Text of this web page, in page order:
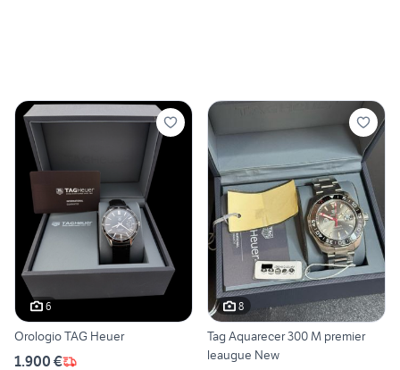
6
Orologio TAG Heuer
1.900 €
8
Tag Aquarecer 300 M premier
leaugue New